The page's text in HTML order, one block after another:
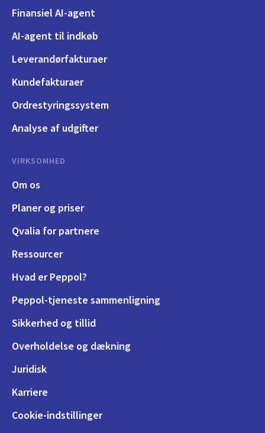
Finansiel AI-agent
AI-agent til indkøb
Leverandørfakturaer
Kundefakturaer
Ordrestyringssystem
Analyse af udgifter
VIRKSOMHED
Om os
Planer og priser
Qvalia for partnere
Ressourcer
Hvad er Peppol?
Peppol-tjeneste sammenligning
Sikkerhed og tillid
Overholdelse og dækning
Juridisk
Karriere
Cookie-indstillinger